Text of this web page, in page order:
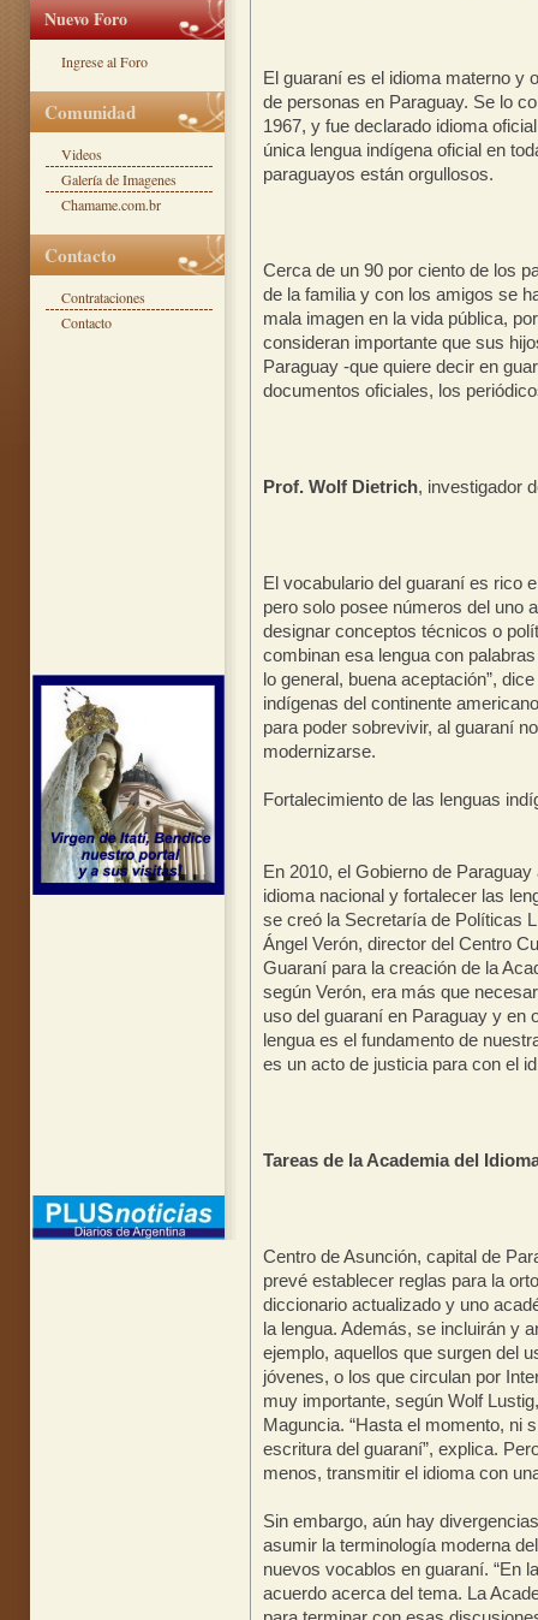
El guaraní es el idioma materno y
de personas en Paraguay. Se lo
1967, y fue declarado idioma
única lengua indígena oficial en
paraguayos están orgullosos.
Cerca de un 90 por ciento de los
de la familia y con los amigos se
mala imagen en la vida pública,
consideran importante que sus
Paraguay -que quiere decir en
documentos oficiales, los
Prof. Wolf Dietrich, investigador
El vocabulario del guaraní es rico
pero solo posee números del uno
designar conceptos técnicos o
combinan esa lengua con
lo general, buena aceptación”,
indígenas del continente
para poder sobrevivir, al guaraní
modernizarse.
Fortalecimiento de las lenguas
En 2010, el Gobierno de
idioma nacional y fortalecer las
se creó la Secretaría de Políticas
Ángel Verón, director del Centro
Guaraní para la creación de la
según Verón, era más que
uso del guaraní en Paraguay y en
lengua es el fundamento de
es un acto de justicia para con el
Tareas de la Academia del
Centro de Asunción, capital de
prevé establecer reglas para la
diccionario actualizado y uno
la lengua. Además, se incluirán y
ejemplo, aquellos que surgen del
jóvenes, o los que circulan por
muy importante, según Wolf
Maguncia. “Hasta el momento, ni
escritura del guaraní”, explica.
menos, transmitir el idioma con
Sin embargo, aún hay
asumir la terminología moderna
nuevos vocablos en guaraní. “En
acuerdo acerca del tema. La
Nuevo Foro
Ingrese al Foro
Comunidad
Videos
Galería de Imagenes
Chamame.com.br
Contacto
Contrataciones
Contacto